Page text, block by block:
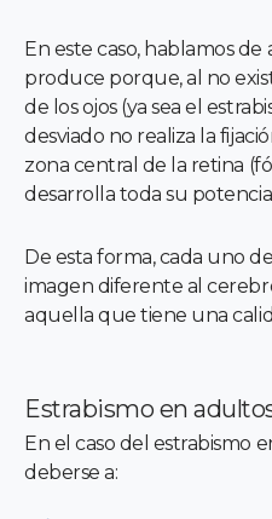
En este caso, hablamos
produce porque, al no
de los ojos (ya sea el
desviado no realiza la
zona central de la retina
desarrolla toda su
De esta forma, cada uno
imagen diferente al
aquella que tiene una
Estrabismo en
En el caso del estrabismo
deberse a: